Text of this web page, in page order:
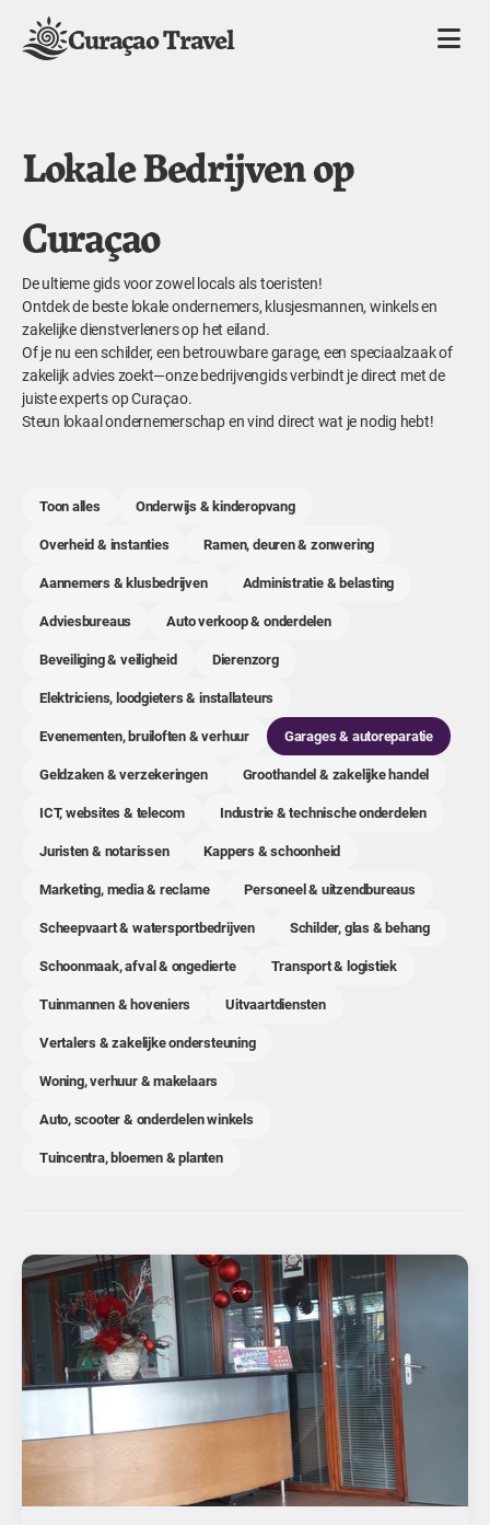
Curaçao Travel
Lokale Bedrijven op
Curaçao
De ultieme gids voor zowel locals als toeristen!
Ontdek de beste lokale ondernemers, klusjesmannen, winkels en
zakelijke dienstverleners op het eiland.
Of je nu een schilder, een betrouwbare garage, een speciaalzaak of
zakelijk advies zoekt—onze bedrijvengids verbindt je direct met de
juiste experts op Curaçao.
Steun lokaal ondernemerschap en vind direct wat je nodig hebt!
Toon alles
Onderwijs & kinderopvang
Overheid & instanties
Ramen, deuren & zonwering
Aannemers & klusbedrijven
Administratie & belasting
Adviesbureaus
Auto verkoop & onderdelen
Beveiliging & veiligheid
Dierenzorg
Elektriciens, loodgieters & installateurs
Evenementen, bruiloften & verhuur
Garages & autoreparatie
Geldzaken & verzekeringen
Groothandel & zakelijke handel
ICT, websites & telecom
Industrie & technische onderdelen
Juristen & notarissen
Kappers & schoonheid
Marketing, media & reclame
Personeel & uitzendbureaus
Scheepvaart & watersportbedrijven
Schilder, glas & behang
Schoonmaak, afval & ongedierte
Transport & logistiek
Tuinmannen & hoveniers
Uitvaartdiensten
Vertalers & zakelijke ondersteuning
Woning, verhuur & makelaars
Auto, scooter & onderdelen winkels
Tuincentra, bloemen & planten